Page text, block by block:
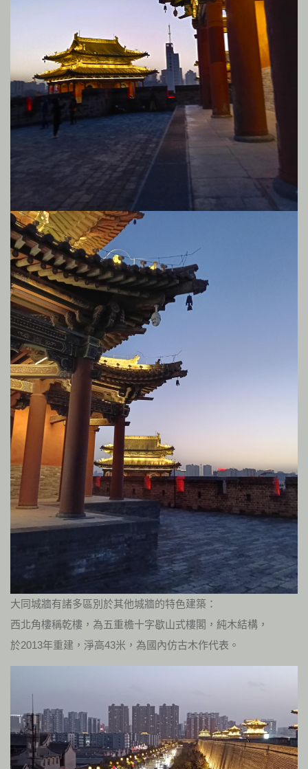
大同城牆有諸多區別於其他城牆的特色建築：
西北角樓稱乾樓，為五重檐十字歇山式樓閣，純木結構，
於2013年重建，淨高43米，為國內仿古木作代表。